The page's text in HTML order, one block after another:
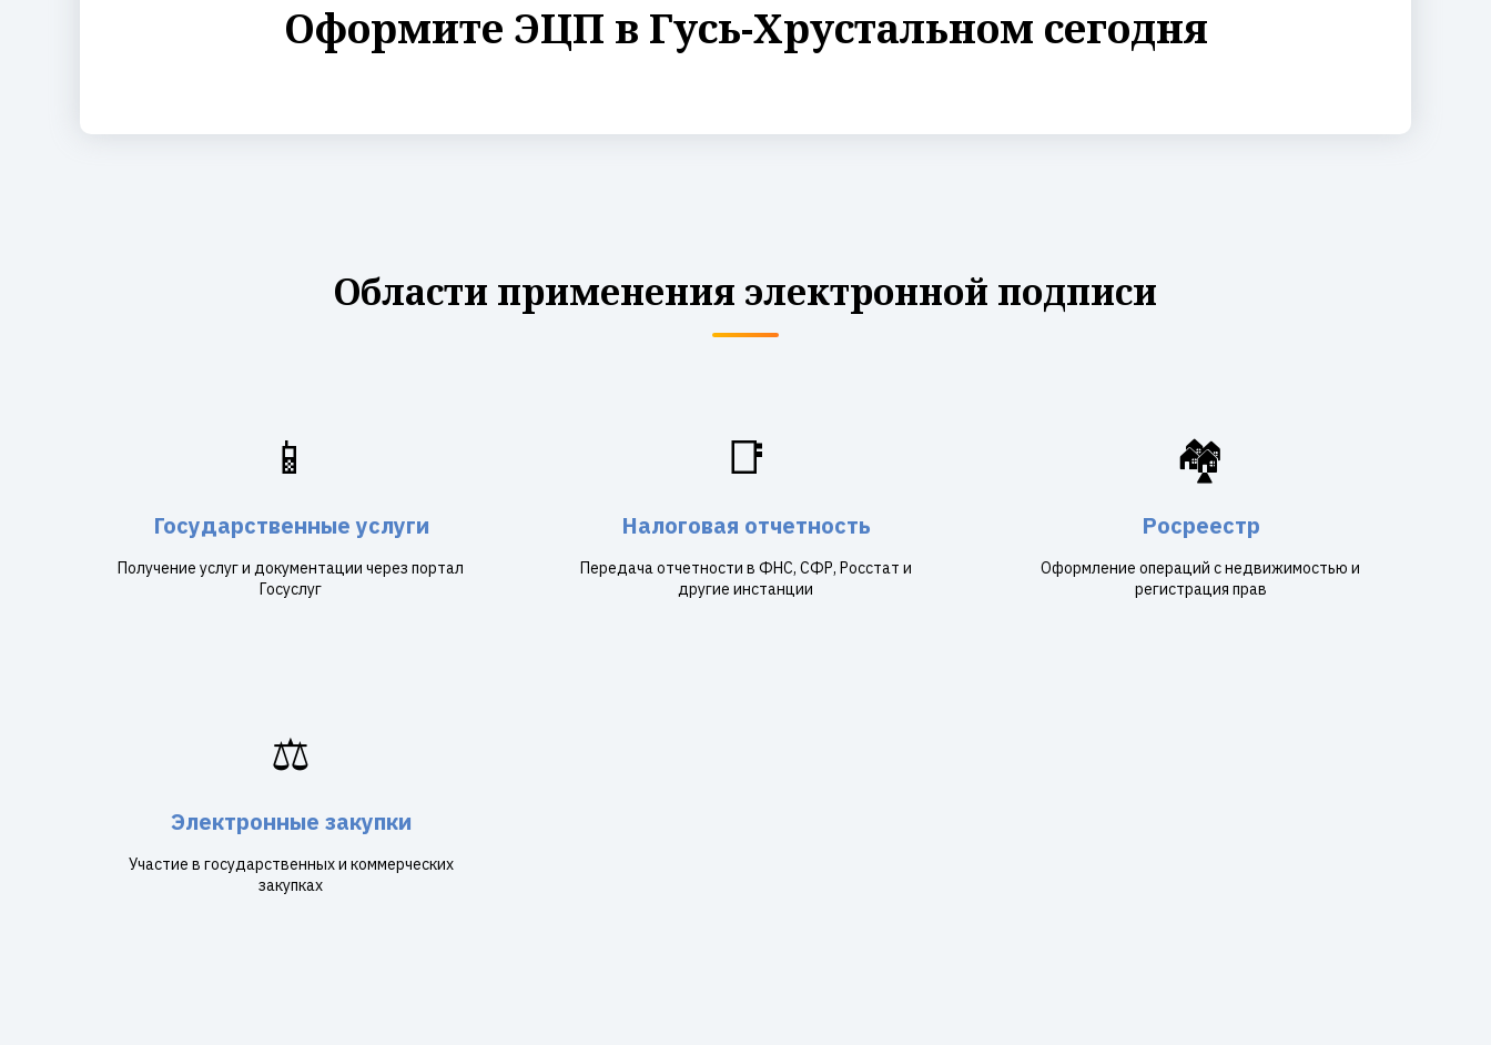
Оформите ЭЦП в Гусь-Хрустальном сегодня
Области применения электронной подписи
📱
Государственные услуги
Получение услуг и документации через портал
Госуслуг
📑
Налоговая отчетность
Передача отчетности в ФНС, СФР, Росстат и
другие инстанции
🏘️
Росреестр
Оформление операций с недвижимостью и
регистрация прав
⚖️
Электронные закупки
Участие в государственных и коммерческих
закупках